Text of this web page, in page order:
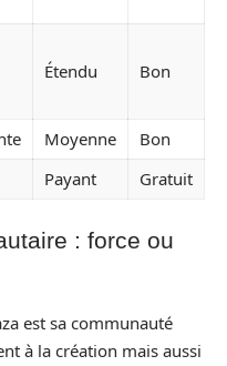
Étendu Bon
Moyenne
Bon
Payant Gratuit
: force ou
est sa communauté
à la création mais aussi